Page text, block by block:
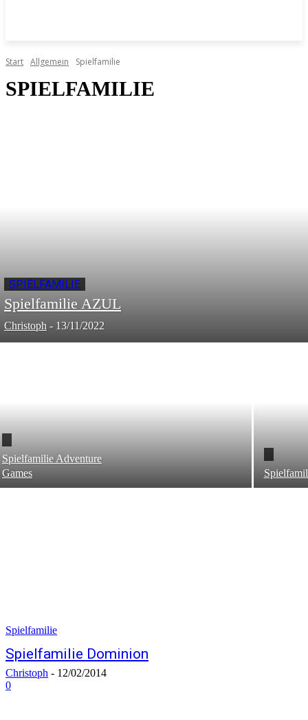
Start Allgemein Spielfamilie
SPIELFAMILIE
SPIELFAMILIE
Spielfamilie AZUL
Christoph - 13/11/2022
Spielfamilie Adventure
Games
Spielfamilie
Spielfamilie Dominion
Christoph - 12/02/2014
0